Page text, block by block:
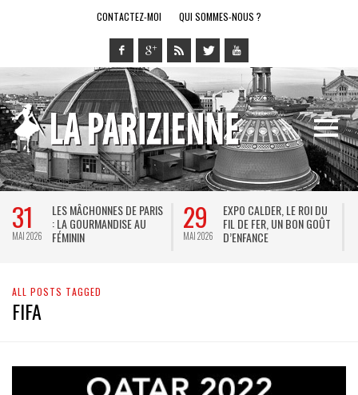
CONTACTEZ-MOI QUI SOMMES-NOUS ?
31
MAI 2026
LES MÂCHONNES DE PARIS
: LA GOURMANDISE AU
FÉMININ
29
MAI 2026
EXPO CALDER, LE ROI DU
FIL DE FER, UN BON GOÛT
D’ENFANCE
ALL POSTS TAGGED
FIFA